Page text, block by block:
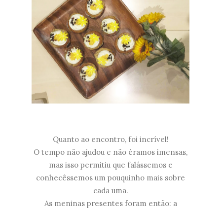
Quanto ao encontro, foi incrível!
O tempo não ajudou e não éramos imensas,
mas isso permitiu que falássemos e
conhecêssemos um pouquinho mais sobre
cada uma.
As meninas presentes foram então: a